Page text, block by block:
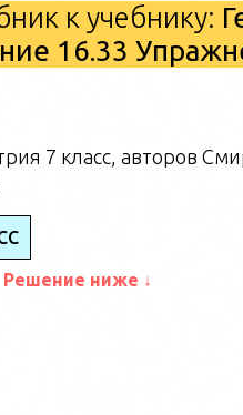
к учебнику:
16.33
7 класс, авторов
Решение ниже ↓